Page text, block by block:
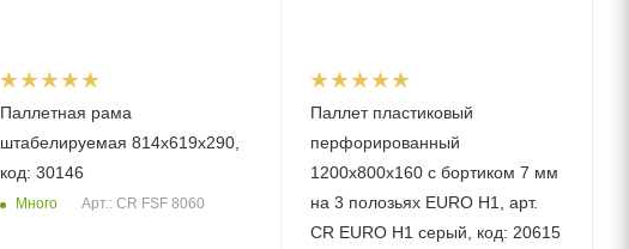
Паллетная рама
штабелируемая 814х619х290,
код: 30146
Много Арт.: CR FSF 8060
Паллет пластиковый
перфорированный
1200х800х160 c бортиком 7 мм
на 3 полозьях EURO Н1, арт.
CR EURO H1 серый, код: 20615